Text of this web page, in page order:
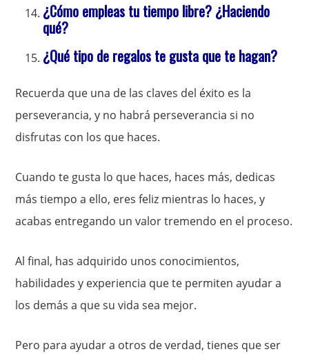
¿Cómo empleas tu tiempo libre? ¿Haciendo
qué?
¿Qué tipo de regalos te gusta que te hagan?
Recuerda que una de las claves del éxito es la
perseverancia, y no habrá perseverancia si no
disfrutas con los que haces.
Cuando te gusta lo que haces, haces más, dedicas
más tiempo a ello, eres feliz mientras lo haces, y
acabas entregando un valor tremendo en el proceso.
Al final, has adquirido unos conocimientos,
habilidades y experiencia que te permiten ayudar a
los demás a que su vida sea mejor.
Pero para ayudar a otros de verdad, tienes que ser